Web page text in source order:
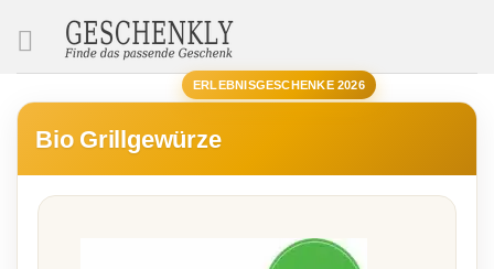
ERLEBNISGESCHENKE 2026
Bio Grillgewürze